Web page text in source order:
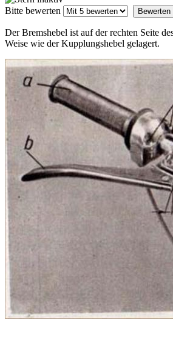
Bitte bewerten
Der Bremshebel ist auf der rechten Seite
Weise wie der Kupplungshebel gelagert.